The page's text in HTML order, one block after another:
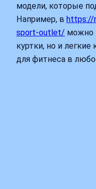
модели, которые
Например, в https://
sport-outlet/ можно
куртки, но и
для фитнеса в